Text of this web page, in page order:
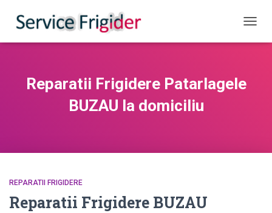
Reparatii Frigidere Patarlagele
BUZAU la domiciliu
REPARATII FRIGIDERE
Reparatii Frigidere BUZAU